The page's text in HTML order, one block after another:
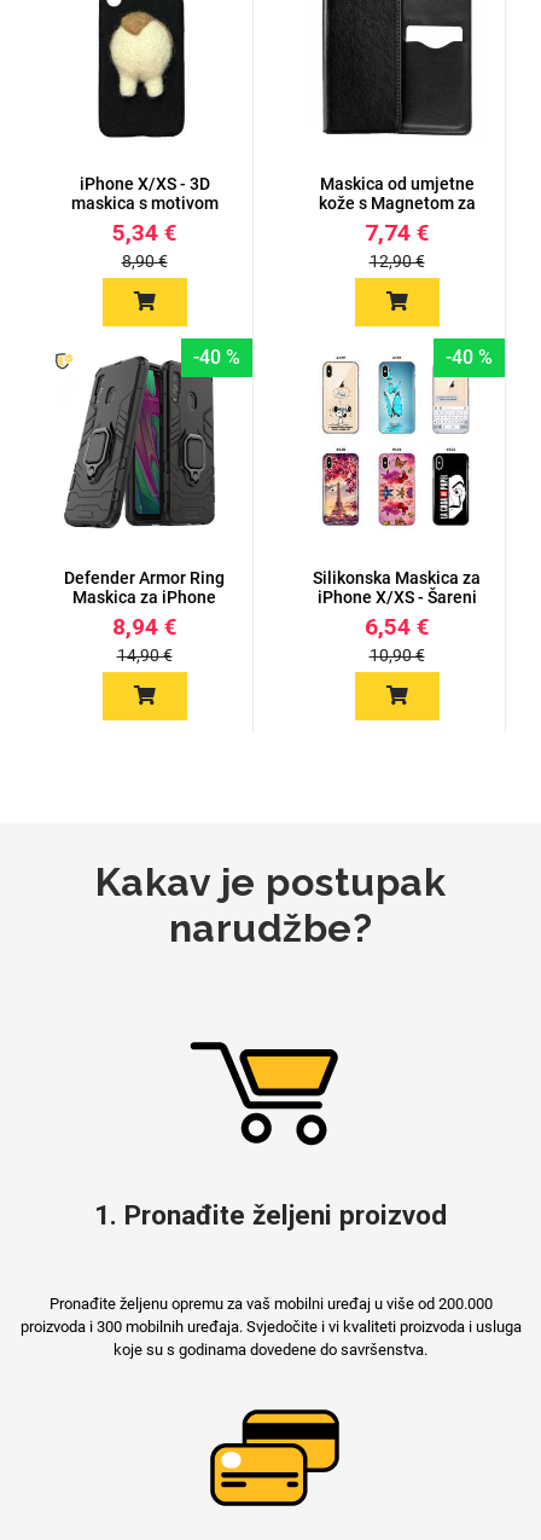
iPhone X/XS - 3D
maskica s motivom
životinje
5,34 €
8,90 €
Maskica od umjetne
kože s Magnetom za
iPhone X...
7,74 €
12,90 €
-40 %
Defender Armor Ring
Maskica za iPhone
X/XS
8,94 €
14,90 €
-40 %
Silikonska Maskica za
iPhone X/XS - Šareni
mot...
6,54 €
10,90 €
Kakav je postupak
narudžbe?
1. Pronađite željeni proizvod
Pronađite željenu opremu za vaš mobilni uređaj u više od 200.000
proizvoda i 300 mobilnih uređaja. Svjedočite i vi kvaliteti proizvoda i usluga
koje su s godinama dovedene do savršenstva.
Doodles Apstraktni motivi
Monogrami Dječji motivi
Za njega Za nju
Svijet životinja Auto - Moto motivi
Gaming motivi